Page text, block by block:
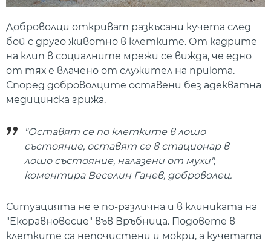
Доброволци откриват разкъсани кучета след
бой с друго животно в клетките. От кадрите
на клип в социалните мрежи се вижда, че едно
от тях е влачено от служител на приюта.
Според доброволците оставени без адекватна
медицинска грижа.
"Оставят се по клетките в лошо
състояние, оставят се в стационар в
лошо състояние, налазени от мухи",
коментира Веселин Ганев, доброволец.
Ситуацията не е по-различна и в клиниката на
"Екоравновесие" във Връбница. Подовете в
клетките са непочистени и мокри, а кучетата